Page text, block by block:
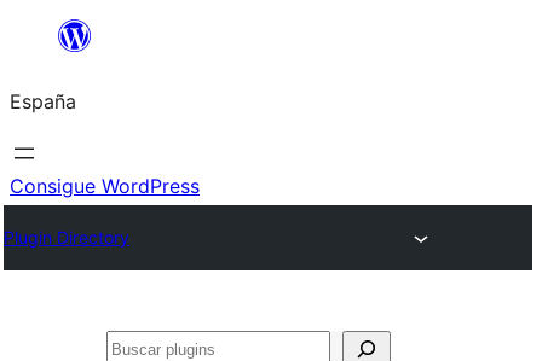
Saltar
contenido
España
Consigue WordPress
Plugin Directory
Buscar